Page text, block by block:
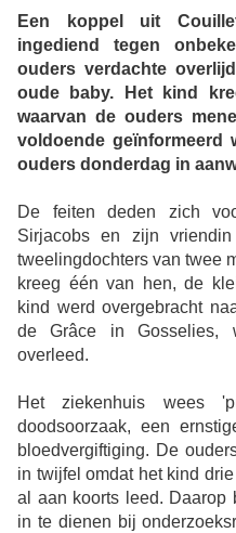
Een koppel uit
ingediend tegen
ouders verdachte
oude baby. Het kind
waarvan de ouders
voldoende geïnformeerd
ouders donderdag in
De feiten deden zich
Sirjacobs en zijn
tweelingdochters van twee
kreeg één van hen, de
kind werd overgebracht
de Grâce in Gosselies,
overleed.
Het ziekenhuis wees
doodsoorzaak, een
bloedvergiftiging. De
in twijfel omdat het kind
al aan koorts leed. Daarop
in te dienen bij